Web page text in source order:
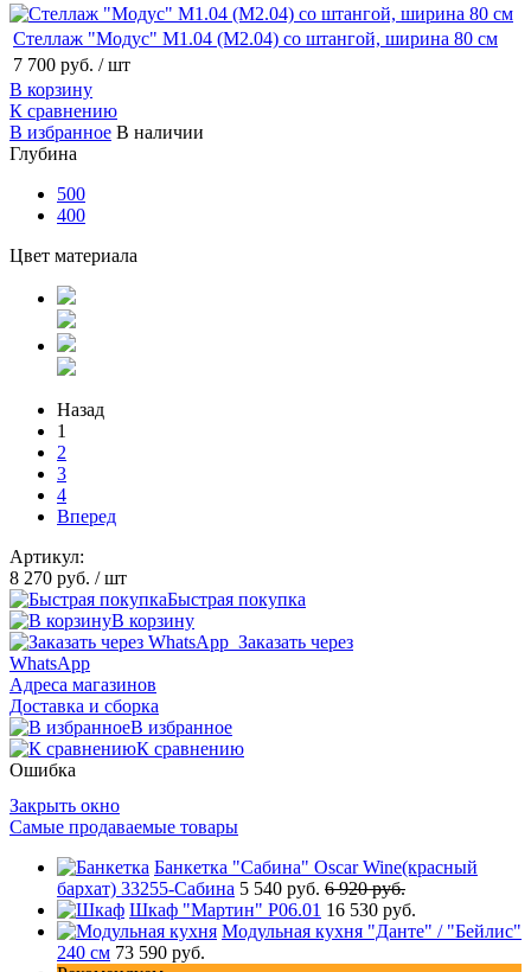
Стеллаж "Модус" М1.04 (М2.04) со штангой, ширина 80 см
7 700 руб. / шт
В корзину
К сравнению
В избранное В наличии
Глубина
500
400
Цвет материала
Назад
1
2
3
4
Вперед
Артикул:
8 270 руб. / шт
Быстрая покупка
В корзину
Заказать через
WhatsApp
Адреса магазинов
Доставка и сборка
В избранное
К сравнению
Ошибка
Закрыть окно
Самые продаваемые товары
Банкетка "Сабина" Oscar Wine(красный
бархат) 33255-Сабина 5 540 руб. 6 920 руб.
Шкаф "Мартин" Р06.01 16 530 руб.
Модульная кухня "Данте" / "Бейлис"
240 см 73 590 руб.